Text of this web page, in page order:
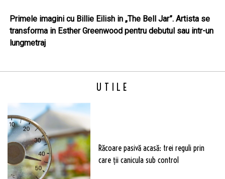
Primele imagini cu Billie Eilish in „The Bell Jar”. Artista se
transforma in Esther Greenwood pentru debutul sau intr-un
lungmetraj
UTILE
Răcoare pasivă acasă: trei reguli prin
care ții canicula sub control